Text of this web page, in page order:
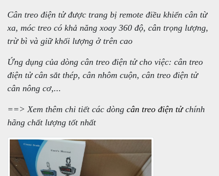
Cân treo điện tử được trang bị remote điều khiển cân từ
xa, móc treo có khả năng xoay 360 độ, cân trọng lượng,
trừ bì và giữ khối lượng ở trên cao
Ứng dụng của dòng cân treo điện tử cho việc: cân treo
điện tử cân sắt thép, cân nhôm cuộn, cân treo điện tử
cân nông cơ,...
==> Xem thêm chi tiết các dòng cân treo điện tửchính
hãng chất lượng tốt nhất